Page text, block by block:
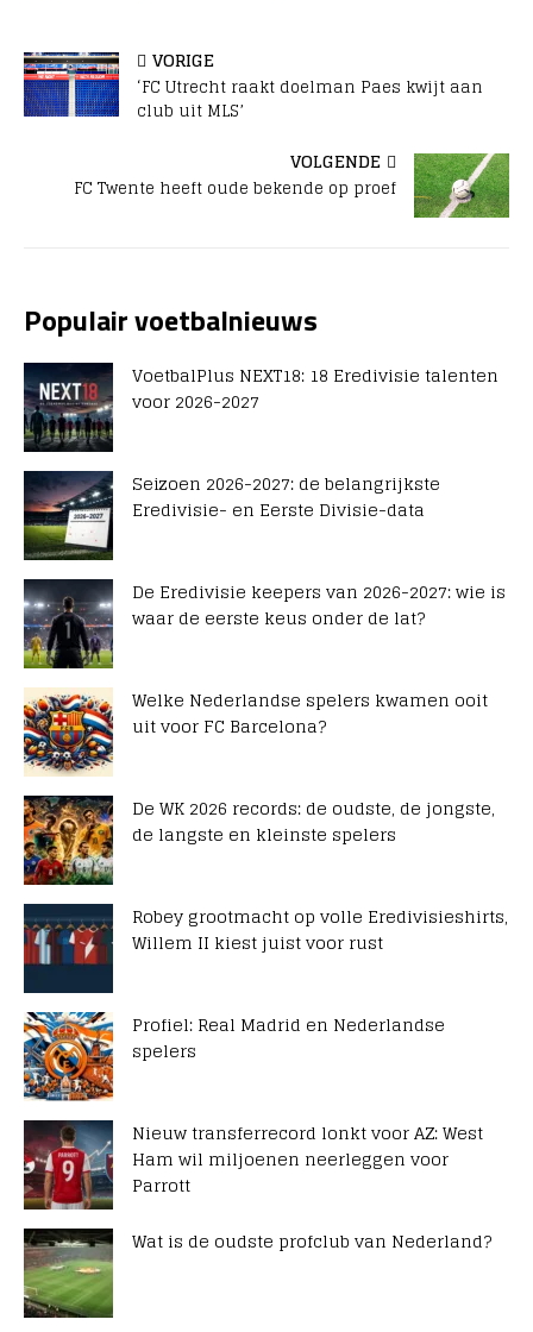
VORIGE
‘FC Utrecht raakt doelman Paes kwijt aan
club uit MLS’
VOLGENDE
FC Twente heeft oude bekende op proef
Populair voetbalnieuws
VoetbalPlus NEXT18: 18 Eredivisie talenten
voor 2026-2027
Seizoen 2026-2027: de belangrijkste
Eredivisie- en Eerste Divisie-data
De Eredivisie keepers van 2026-2027: wie is
waar de eerste keus onder de lat?
Welke Nederlandse spelers kwamen ooit
uit voor FC Barcelona?
De WK 2026 records: de oudste, de jongste,
de langste en kleinste spelers
Robey grootmacht op volle Eredivisieshirts,
Willem II kiest juist voor rust
Profiel: Real Madrid en Nederlandse
spelers
Nieuw transferrecord lonkt voor AZ: West
Ham wil miljoenen neerleggen voor
Parrott
Wat is de oudste profclub van Nederland?